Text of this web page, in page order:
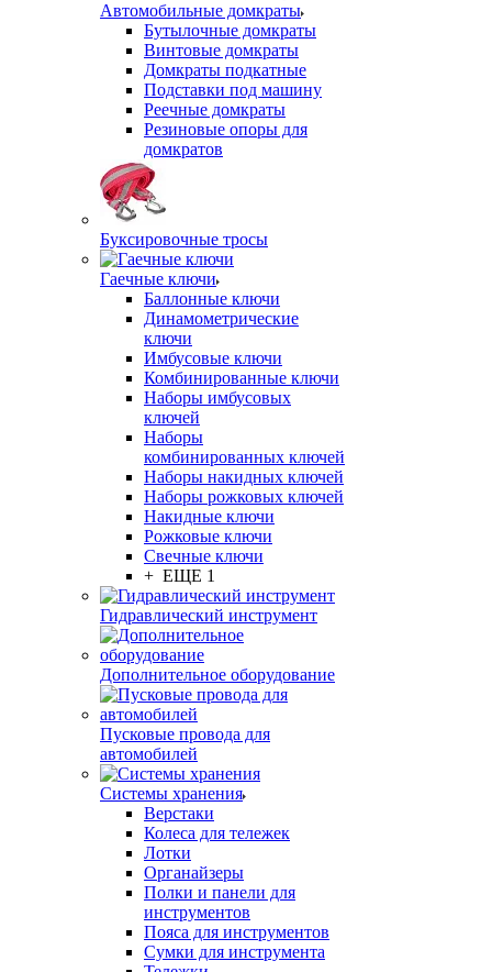
Автомобильные домкраты
Бутылочные домкраты
Винтовые домкраты
Домкраты подкатные
Подставки под машину
Реечные домкраты
Резиновые опоры для
домкратов
Буксировочные тросы
Гаечные ключи
Баллонные ключи
Динамометрические
ключи
Имбусовые ключи
Комбинированные ключи
Наборы имбусовых
ключей
Наборы
комбинированных ключей
Наборы накидных ключей
Наборы рожковых ключей
Накидные ключи
Рожковые ключи
Свечные ключи
+ ЕЩЕ 1
Гидравлический инструмент
Дополнительное оборудование
Пусковые провода для
автомобилей
Системы хранения
Верстаки
Колеса для тележек
Лотки
Органайзеры
Полки и панели для
инструментов
Пояса для инструментов
Сумки для инструмента